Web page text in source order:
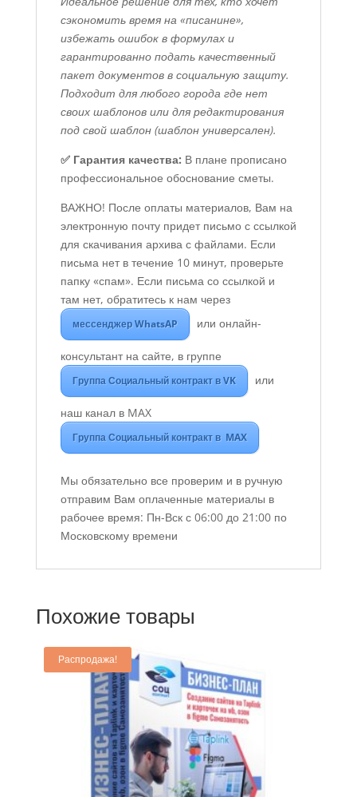
сэкономить время на «писанине»,
избежать ошибок в формулах и
гарантированно подать качественный
пакет документов в социальную защиту.
Подходит для любого города где нет
своих шаблонов или для редактирования
под свой шаблон (шаблон универсален).
✅ Гарантия качества: В плане прописано
профессиональное обоснование сметы.
ВАЖНО! После оплаты материалов, Вам на
электронную почту придет письмо с ссылкой
для скачивания архива с файлами. Если
письма нет в течение 10 минут, проверьте
папку «спам». Если письма со ссылкой и
там нет, обратитесь к нам через
мессенджер WhatsAP или онлайн-
консультант на сайте, в группе
Группа Социальный контракт в VK или
наш канал в MAX
Группа Социальный контракт в MAX
Мы обязательно все проверим и в ручную
отправим Вам оплаченные материалы в
рабочее время: Пн-Вск с 06:00 до 21:00 по
Московскому времени
Похожие товары
Распродажа!